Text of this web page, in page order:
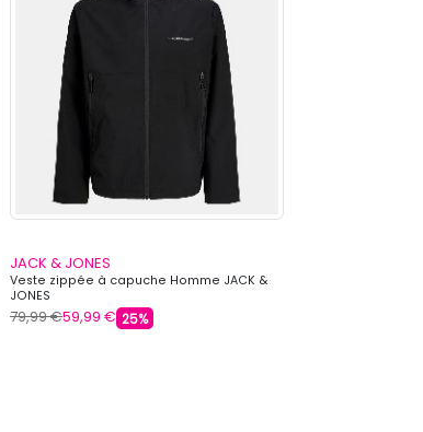
JACK & JONES
Veste zippée à capuche Homme JACK &
JONES
79,99 €59,99 € 25%